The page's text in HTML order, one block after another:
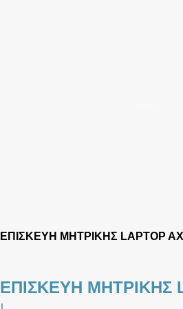
ΕΠΙΣΚΕΥΗ ΜΗΤΡΙΚΗΣ LAPTOP
ΕΠΙΣΚΕΥΗ ΜΗΤΡΙΚΗΣ